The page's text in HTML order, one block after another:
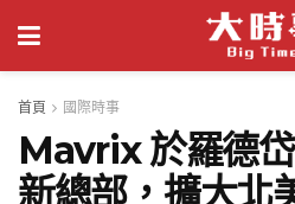
首頁 國際時事
Mavrix 於羅德
新總部，擴大北